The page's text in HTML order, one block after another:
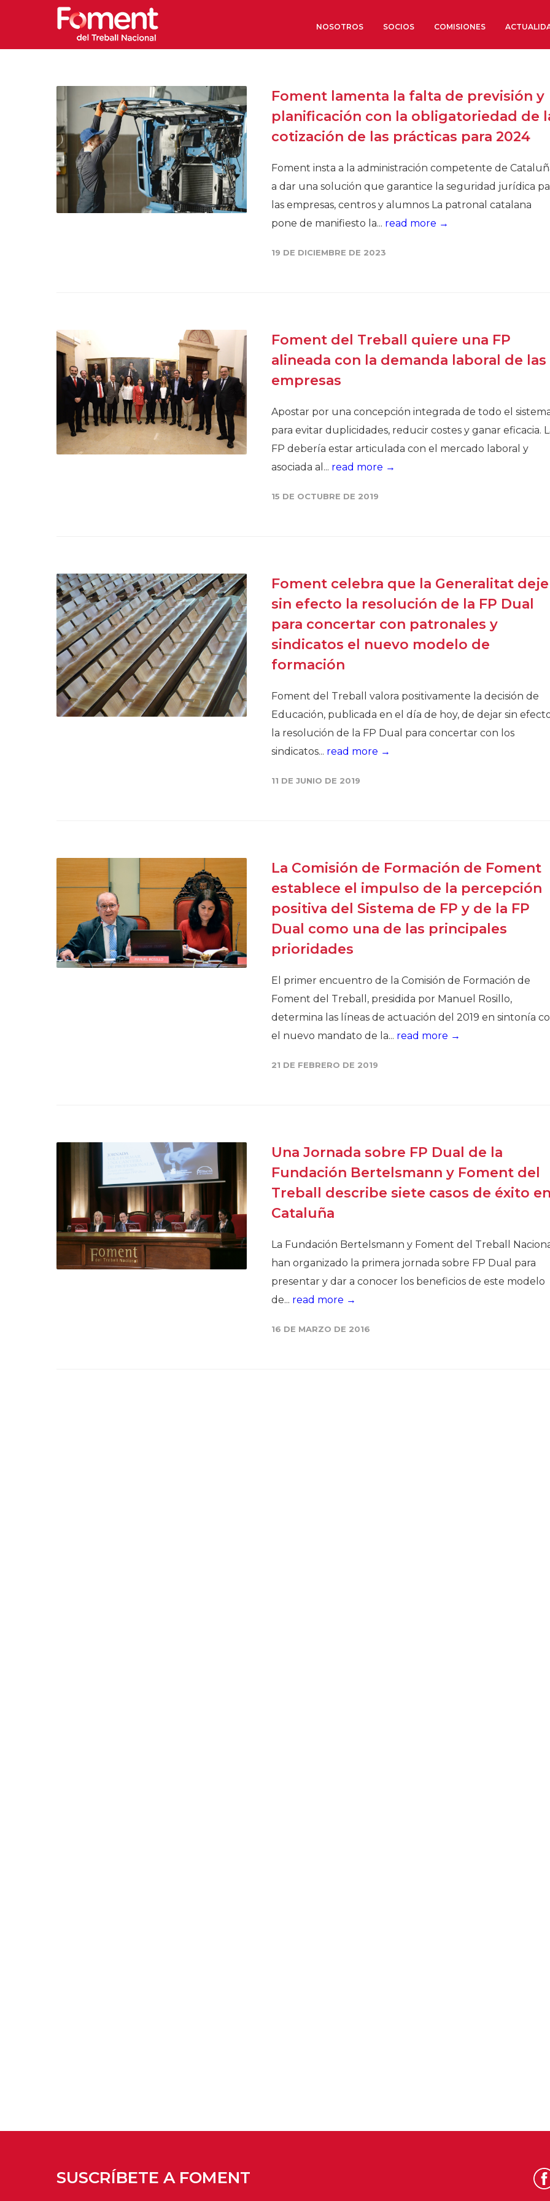
NOSOTROS
Órganos de Gobierno
Órganos Consultivos
Estructura Ejecutiva
Económicos y Sociales
Organizaciones territoriales
SOCIOS COMISIONES
Foment lamenta la falta de previsión y
planificación con la obligatoriedad de
cotización de las prácticas para 2024
Foment insta a la administración competente de
a dar una solución que garantice la seguridad jurídica
las empresas, centros y alumnos La patronal catalana
pone de manifiesto la... read more →
19 DE DICIEMBRE DE 2023
Foment del Treball quiere una FP
alineada con la demanda laboral de las
empresas
Apostar por una concepción integrada de todo el
para evitar duplicidades, reducir costes y ganar eficacia.
FP debería estar articulada con el mercado laboral y
asociada al... read more →
15 DE OCTUBRE DE 2019
Foment celebra que la Generalitat deje
sin efecto la resolución de la FP Dual
para concertar con patronales y
sindicatos el nuevo modelo de
formación
Foment del Treball valora positivamente la decisión de
Educación, publicada en el día de hoy, de dejar sin
la resolución de la FP Dual para concertar con los
sindicatos... read more →
11 DE JUNIO DE 2019
La Comisión de Formación de Foment
establece el impulso de la percepción
positiva del Sistema de FP y de la FP
Dual como una de las principales
prioridades
El primer encuentro de la Comisión de Formación de
Foment del Treball, presidida por Manuel Rosillo,
determina las líneas de actuación del 2019 en sintonía
el nuevo mandato de la... read more →
21 DE FEBRERO DE 2019
Una Jornada sobre FP Dual de la
Fundación Bertelsmann y Foment del
Treball describe siete casos de éxito en
Cataluña
La Fundación Bertelsmann y Foment del Treball
han organizado la primera jornada sobre FP Dual para
presentar y dar a conocer los beneficios de este modelo
de... read more →
16 DE MARZO DE 2016
SUSCRÍBETE A FOMENT